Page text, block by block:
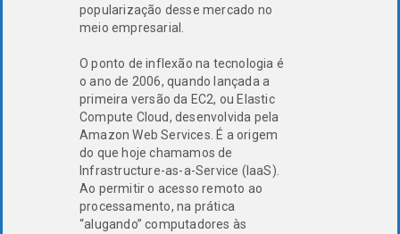
popularização desse mercado no
meio empresarial.
O ponto de inflexão na tecnologia é
o ano de 2006, quando lançada a
primeira versão da EC2, ou Elastic
Compute Cloud, desenvolvida pela
Amazon Web Services. É a origem
do que hoje chamamos de
Infrastructure-as-a-Service (IaaS).
Ao permitir o acesso remoto ao
processamento, na prática
“alugando” computadores às